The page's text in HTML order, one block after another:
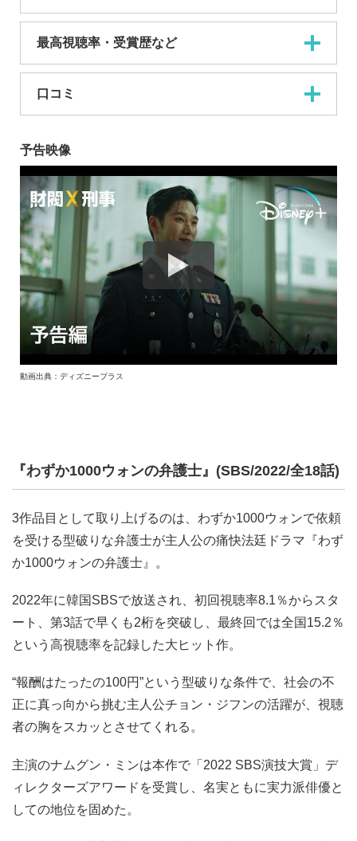
最高視聴率・受賞歴など
口コミ
予告映像
動画出典：ディズニープラス
『わずか1000ウォンの弁護士』(SBS/2022/全18話)
3作品目として取り上げるのは、わずか1000ウォンで依頼
を受ける型破りな弁護士が主人公の痛快法廷ドラマ『わず
か1000ウォンの弁護士』。
2022年に韓国SBSで放送され、初回視聴率8.1％からスタ
ート、第3話で早くも2桁を突破し、最終回では全国15.2％
という高視聴率を記録した大ヒット作。
“報酬はたったの100円”という型破りな条件で、社会の不
正に真っ向から挑む主人公チョン・ジフンの活躍が、視聴
者の胸をスカッとさせてくれる。
主演のナムグン・ミンは本作で「2022 SBS演技大賞」デ
ィレクターズアワードを受賞し、名実ともに実力派俳優と
しての地位を固めた。